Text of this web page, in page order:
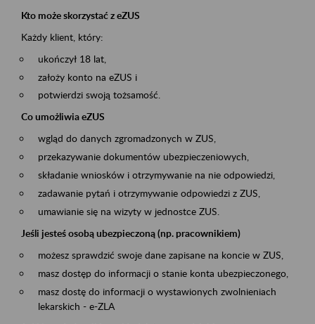
Kto może skorzystać z eZUS
Każdy klient, który:
ukończył 18 lat,
założy konto na eZUS i
potwierdzi swoją tożsamość.
Co umożliwia eZUS
wgląd do danych zgromadzonych w ZUS,
przekazywanie dokumentów ubezpieczeniowych,
składanie wniosków i otrzymywanie na nie odpowiedzi,
zadawanie pytań i otrzymywanie odpowiedzi z ZUS,
umawianie się na wizyty w jednostce ZUS.
Jeśli jesteś osobą ubezpieczoną (np. pracownikiem)
możesz sprawdzić swoje dane zapisane na koncie w ZUS,
masz dostęp do informacji o stanie konta ubezpieczonego,
masz dostę do informacji o wystawionych zwolnieniach
lekarskich - e-ZLA